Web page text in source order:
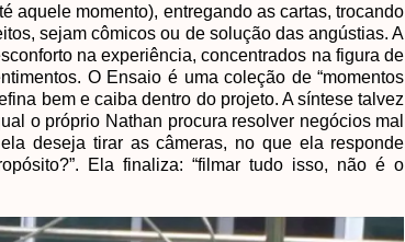
aquele momento), entregando as cartas, trocando
sejam cômicos ou de solução das angústias. A
na experiência, concentrados na figura de
O Ensaio é uma coleção de “momentos
bem e caiba dentro do projeto. A síntese talvez
o próprio Nathan procura resolver negócios mal
deseja tirar as câmeras, no que ela responde
Ela finaliza: “filmar tudo isso, não é o